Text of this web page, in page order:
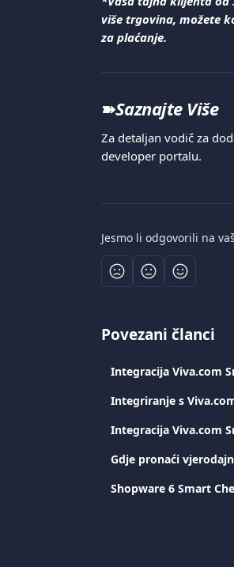
više trgovina, možete
za plaćanje.
➽Saznajte Više
Za detaljan vodič za
developer portalu.
Jesmo li odgovorili na
Povezani članci
Integracija Viva.com
Integriranje s
Integracija Viva.com
Gdje pronaći
Shopware 6 Smart